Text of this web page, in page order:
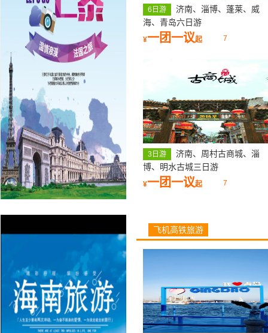
6日游
济南、淄博、蓬莱、威
海、青岛六日游
¥一团一议起 7
3日游
济南、周村古商城、淄
博、明水古城三日游
¥一团一议起 7
飞机高铁旅游